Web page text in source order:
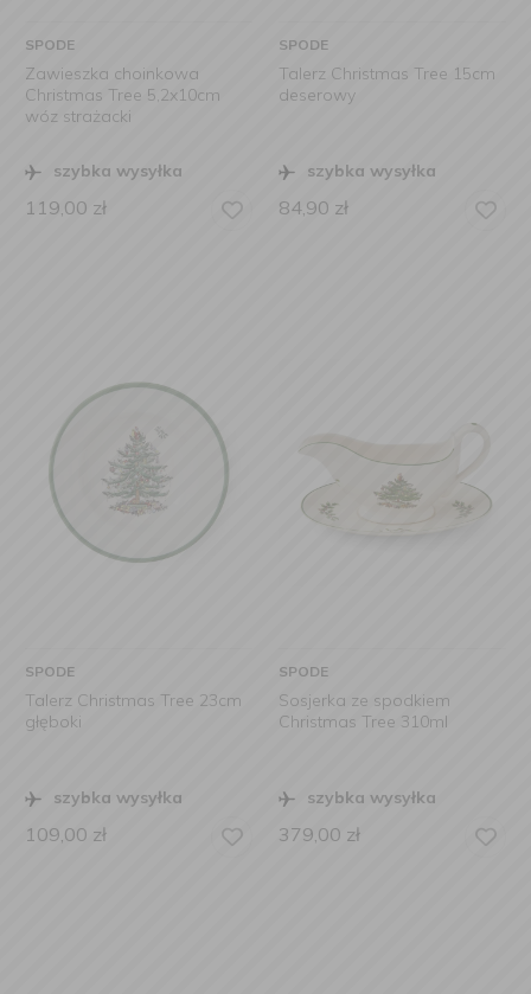
SPODE
Zawieszka choinkowa
Christmas Tree 5,2x10cm
wóz strażacki
szybka wysyłka
119,00 zł
SPODE
Talerz Christmas Tree 15cm
deserowy
szybka wysyłka
84,90 zł
SPODE
Talerz Christmas Tree 23cm
głęboki
szybka wysyłka
109,00 zł
SPODE
Sosjerka ze spodkiem
Christmas Tree 310ml
szybka wysyłka
379,00 zł